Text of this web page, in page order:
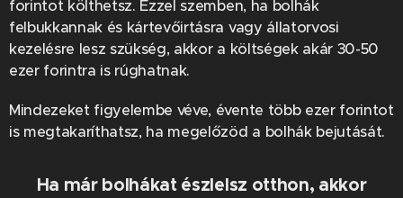
forintot költhetsz. Ezzel szemben, ha bolhák
felbukkannak és kártevőirtásra vagy állatorvosi
kezelésre lesz szükség, akkor a költségek akár 30-50
ezer forintra is rúghatnak.
Mindezeket figyelembe véve, évente több ezer forintot
is megtakaríthatsz, ha megelőzöd a bolhák bejutását.
Ha már bolhákat észlelsz otthon, akkor